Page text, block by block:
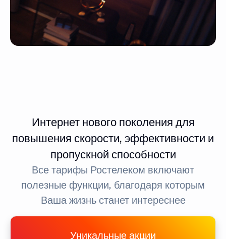
Интернет нового поколения для
повышения скорости, эффективности и
пропускной способности
Все тарифы Ростелеком включают
полезные функции, благодаря которым
Ваша жизнь станет интереснее
Уникальные акции